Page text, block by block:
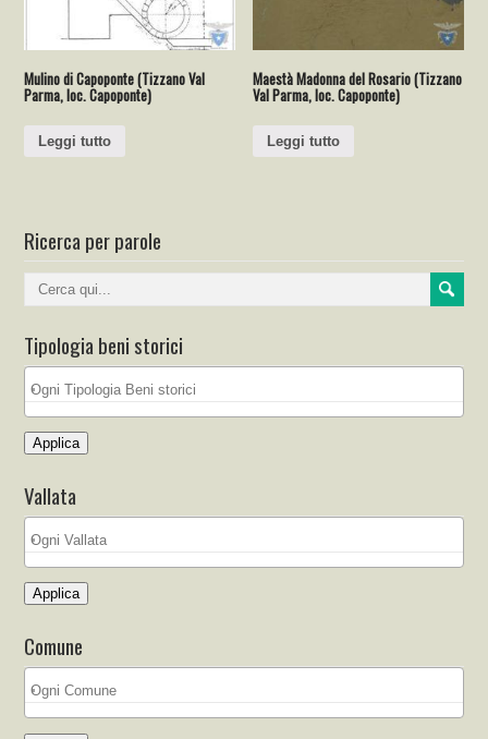
Mulino di Capoponte (Tizzano Val
Parma, loc. Capoponte)
Leggi tutto
Maestà Madonna del Rosario (Tizzano
Val Parma, loc. Capoponte)
Leggi tutto
Ricerca per parole
Tipologia beni storici
Applica
Vallata
Applica
Comune